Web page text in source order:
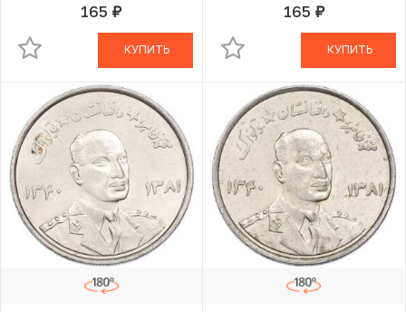
165 руб.В КОРЗИНЕ
КУПИТЬ
165 руб.В КОРЗИНЕ
КУПИТЬ